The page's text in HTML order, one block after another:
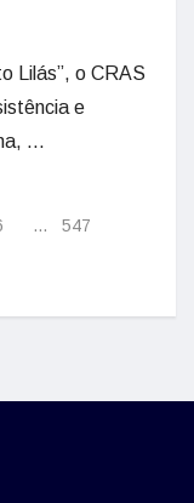
Lilás”, o CRAS
e
...
... 547